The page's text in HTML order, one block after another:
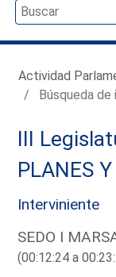
Actividad
Búsqueda
III
PLANES
Interviniente
SEDO I
(00:12:24 a